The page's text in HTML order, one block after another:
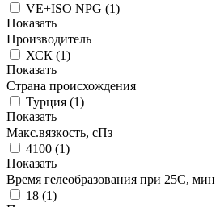
VE+ISO NPG (1)
Показать
Производитель
ХСК (1)
Показать
Страна происхождения
Турция (1)
Показать
Макс.вязкoсть, сПз
4100 (1)
Показать
Время гелеобразования при 25С, мин
18 (1)